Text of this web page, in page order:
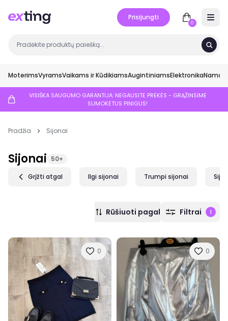
Prisijungti
0
MoterimsVyramsVaikams ir KūdikiamsAugintiniamsElektronikaNamai
VISIŠKA SAUGUMO GARANTIJA: NEGAUSITE PREKĖS - GRĄŽINSIME
SUMOKĖTUS PINIGUS!
Pradžia Sijonai
Sijonai 50+
Grįžti atgal Ilgi sijonai Trumpi sijonai
Rūšiuoti pagal Filtrai 1
0 0